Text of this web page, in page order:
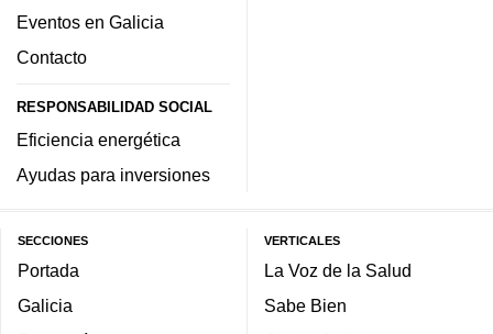
Eventos en Galicia
Contacto
RESPONSABILIDAD SOCIAL
Eficiencia energética
Ayudas para inversiones
SECCIONES
Portada
Galicia
VERTICALES
La Voz de la Salud
Sabe Bien